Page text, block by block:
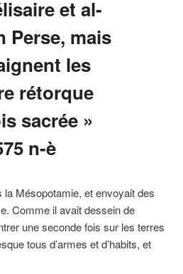
et al-
Perse, mais
les
rétorque
sacrée »
n-è
Mésopotamie, et envoyait des
Comme il avait dessein de
une seconde fois sur les terres
tous d’armes et d’habits, et